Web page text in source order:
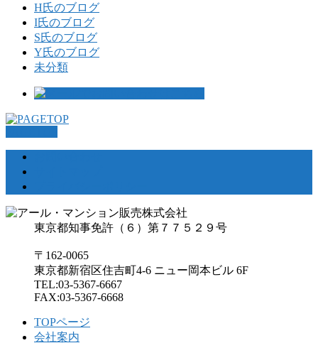
H氏のブログ
I氏のブログ
S氏のブログ
Y氏のブログ
未分類
東京都知事免許（６）第７７５２９号
〒162-0065
東京都新宿区住吉町4-6 ニュー岡本ビル 6F
TEL:03-5367-6667
FAX:03-5367-6668
TOPページ
会社案内